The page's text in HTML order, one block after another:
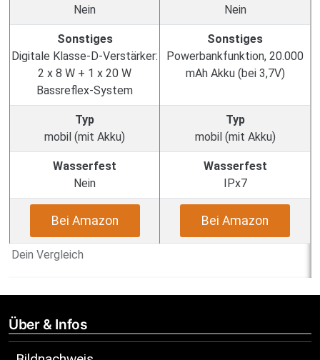
Dein Vergleich
Nein
Nein
Sonstiges
Digitale Klasse-D-Verstärker:
2 x 8 W + 1 x 20 W
Bassreflex-System
Sonstiges
Powerbankfunktion, 20.000
mAh Akku (bei 3,7V)
Typ
mobil (mit Akku)
Typ
mobil (mit Akku)
Wasserfest
Nein
Wasserfest
IPx7
Bei Amazon Bei Amazon
Über & Infos